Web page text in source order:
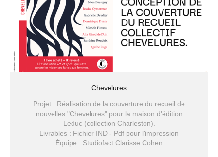
Chevelures
Projet : Réalisation de la couverture du recueil de
nouvelles "Chevelures" pour la maison d'édition
Leduc (collection Charleston).
Livrables : Fichier IND - Pdf pour l'impression
Équipe : Studiofact Clarisse Cohen